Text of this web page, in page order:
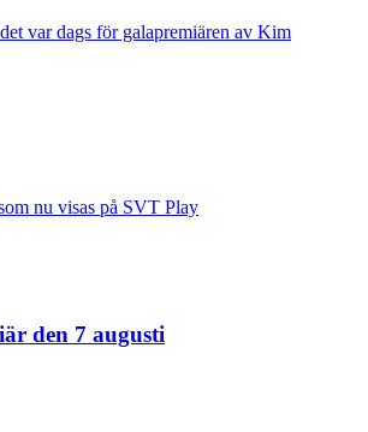
var dags för galapremiären av Kim
nu visas på SVT Play
den 7 augusti